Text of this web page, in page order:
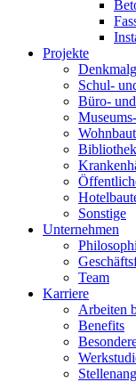
Projekte
Schul-
Büro-
Sonstige
Unternehmen
Team
Karriere
Arbeiten
Benefits